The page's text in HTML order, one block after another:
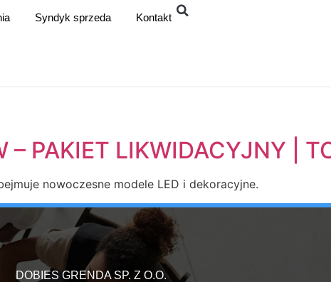
Syndyk sprzeda Kontakt
– PAKIET LIKWIDACYJNY |
nowoczesne modele LED i dekoracyjne.
DOBIES GRENDA SP. Z O.O.